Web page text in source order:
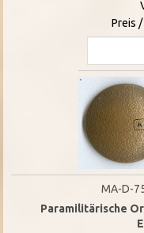
Preis
MA-D-
Paramilitärische